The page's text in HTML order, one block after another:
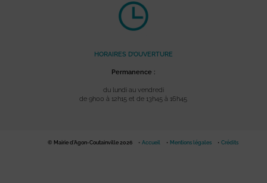
HORAIRES D’OUVERTURE
Permanence :
du lundi au vendredi
de 9h00 à 12h15 et de 13h45 à 16h45
© Mairie d'Agon-Coutainville 2026 Accueil Mentions légales Crédits